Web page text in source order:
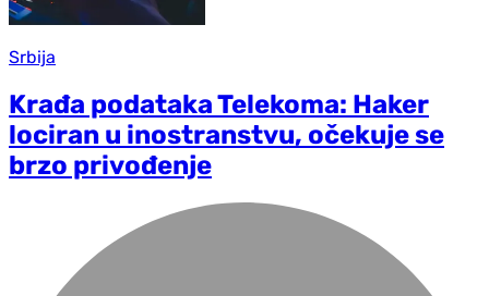
Srbija
Krađa podataka Telekoma: Haker
lociran u inostranstvu, očekuje se
brzo privođenje